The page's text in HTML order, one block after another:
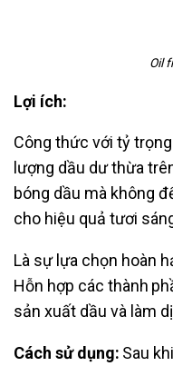
Oil
Lợi ích:
Công thức với tỷ
lượng dầu dư thừa
bóng dầu mà không
cho hiệu quả tươi
Là sự lựa chọn hoàn
Hỗn hợp các thành
sản xuất dầu và làm
Cách sử dụng: Sau